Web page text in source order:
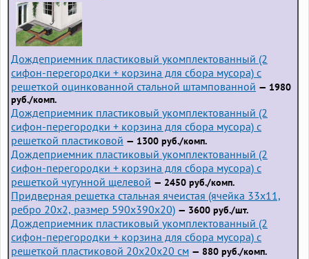
Дождеприемник пластиковый укомплектованный (2
сифон-перегородки + корзина для сбора мусора) с
решеткой оцинкованной стальной штампованной — 1980
руб./комп.
Дождеприемник пластиковый укомплектованный (2
сифон-перегородки + корзина для сбора мусора) с
решеткой пластиковой — 1300 руб./комп.
Дождеприемник пластиковый укомплектованный (2
сифон-перегородки + корзина для сбора мусора) с
решеткой чугунной щелевой — 2450 руб./комп.
Придверная решетка стальная ячеистая (ячейка 33x11,
ребро 20x2, размер 590x390x20) — 3600 руб./шт.
Дождеприемник пластиковый укомплектованный (2
сифон-перегородки + корзина для сбора мусора) с
решеткой пластиковой 20х20х20 см — 880 руб./комп.